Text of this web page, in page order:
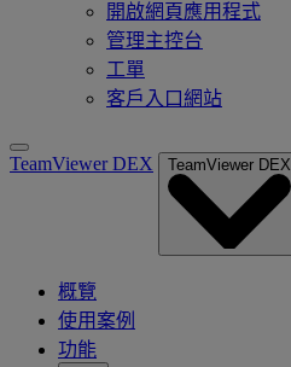
開啟網頁應用程式
管理主控台
工單
客戶入口網站
TeamViewer DEX TeamViewer DEX
概覽
使用案例
功能